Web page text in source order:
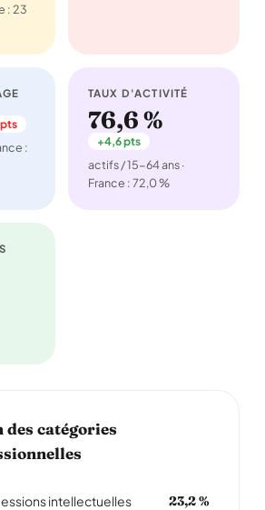
: 23
:
TAUX D'ACTIVITÉ
76,6 %
+4,6 pts
actifs / 15-64 ans ·
France : 72,0 %
catégories
intellectuelles 23,2 %